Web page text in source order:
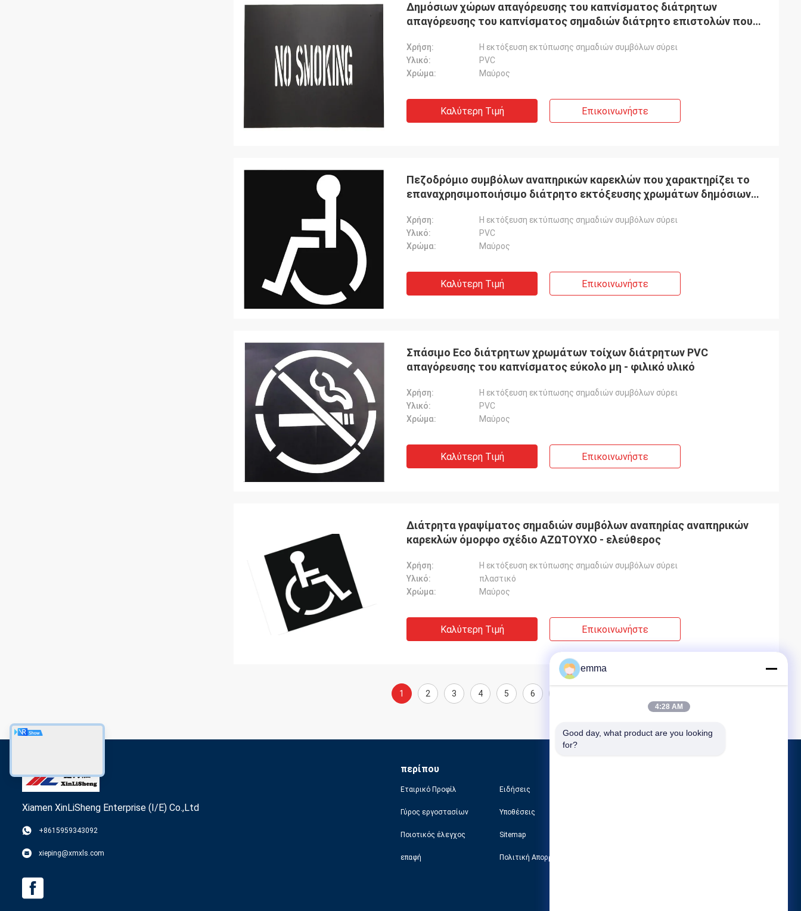
Δημόσιων χώρων απαγόρευσης του καπνίσματος διάτρητων
απαγόρευσης του καπνίσματος σημαδιών διάτρητο επιστολών που
Χρήση:
Η εκτόξευση εκτύπωσης σημαδιών συμβόλων σύρει
Υλικό:
PVC
Χρώμα:
Μαύρος
Καλύτερη Τιμή Επικοινωνήστε
Πεζοδρόμιο συμβόλων αναπηρικών καρεκλών που χαρακτηρίζει το
επαναχρησιμοποιήσιμο διάτρητο εκτόξευσης χρωμάτων δημόσιων
Χρήση:
Η εκτόξευση εκτύπωσης σημαδιών συμβόλων σύρει
Υλικό:
PVC
Χρώμα:
Μαύρος
Καλύτερη Τιμή Επικοινωνήστε
Σπάσιμο Eco διάτρητων χρωμάτων τοίχων διάτρητων PVC
απαγόρευσης του καπνίσματος εύκολο μη - φιλικό υλικό
Χρήση:
Η εκτόξευση εκτύπωσης σημαδιών συμβόλων σύρει
Υλικό:
PVC
Χρώμα:
Μαύρος
Καλύτερη Τιμή Επικοινωνήστε
Διάτρητα γραψίματος σημαδιών συμβόλων αναπηρίας αναπηρικών
καρεκλών όμορφο σχέδιο ΑΖΩΤΟΥΧΟ - ελεύθερος
Χρήση:
Η εκτόξευση εκτύπωσης σημαδιών συμβόλων σύρει
Υλικό:
πλαστικό
Χρώμα:
Μαύρος
Καλύτερη Τιμή Επικοινωνήστε
1 2 3 4 5 6
Xiamen XinLiSheng Enterprise (I/E) Co.,Ltd
+8615959343092
xieping@xmxls.com
περίπου
Εταιρικό Προφίλ
Γύρος εργοστασίων
Ποιοτικός έλεγχος
επαφή
Ειδήσεις
Υποθέσεις
Sitemap
Πολιτική Απορρήτου
emma
4:28 AM
Good day, what product are you looking
for?